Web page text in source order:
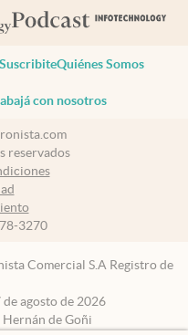
SuscribiteQuiénes Somos
con nosotros
reservados
3270
Comercial S.A Registro de
agosto de 2026
de Goñi